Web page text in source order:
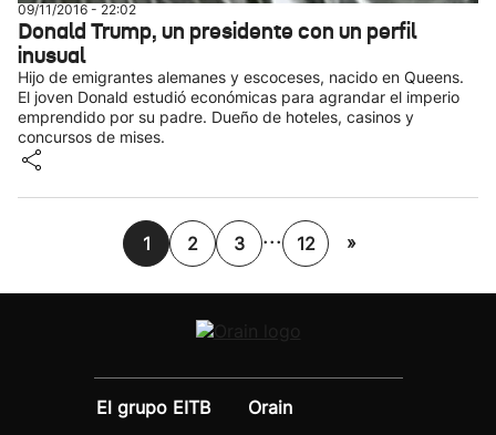
09/11/2016 - 22:02
Donald Trump, un presidente con un perfil
inusual
Hijo de emigrantes alemanes y escoceses, nacido en Queens.
El joven Donald estudió económicas para agrandar el imperio
emprendido por su padre. Dueño de hoteles, casinos y
concursos de mises.
1 2 3 ... 12 »
El grupo EITB
Orain